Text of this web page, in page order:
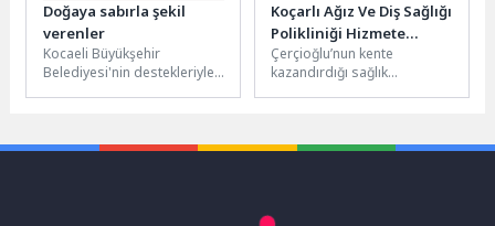
Doğaya sabırla şekil
verenler
Kocaeli Büyükşehir
Belediyesi'nin destekleriyle
9...
Koçarlı Ağız Ve Diş Sağlığı
Polikliniği Hizmete
Açılıyor
Çerçioğlu’nun kente
kazandırdığı sağlık
Çerçioğlu’nun...